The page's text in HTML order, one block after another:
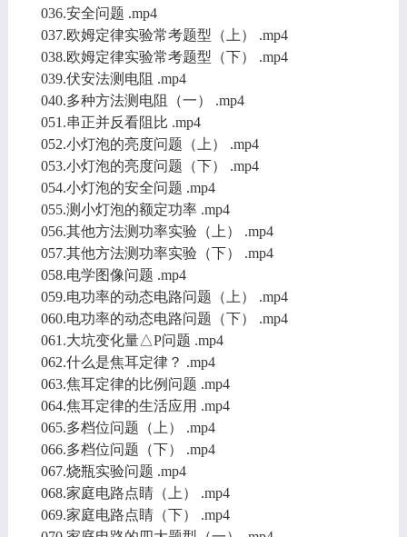
036.安全问题 .mp4
037.欧姆定律实验常考题型（上） .mp4
038.欧姆定律实验常考题型（下） .mp4
039.伏安法测电阻 .mp4
040.多种方法测电阻（一） .mp4
051.串正并反看阻比 .mp4
052.小灯泡的亮度问题（上） .mp4
053.小灯泡的亮度问题（下） .mp4
054.小灯泡的安全问题 .mp4
055.测小灯泡的额定功率 .mp4
056.其他方法测功率实验（上） .mp4
057.其他方法测功率实验（下） .mp4
058.电学图像问题 .mp4
059.电功率的动态电路问题（上） .mp4
060.电功率的动态电路问题（下） .mp4
061.大坑变化量△P问题 .mp4
062.什么是焦耳定律？ .mp4
063.焦耳定律的比例问题 .mp4
064.焦耳定律的生活应用 .mp4
065.多档位问题（上） .mp4
066.多档位问题（下） .mp4
067.烧瓶实验问题 .mp4
068.家庭电路点睛（上） .mp4
069.家庭电路点睛（下） .mp4